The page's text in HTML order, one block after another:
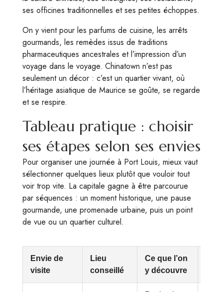
ses officines traditionnelles et ses petites échoppes.
On y vient pour les parfums de cuisine, les arrêts
gourmands, les remèdes issus de traditions
pharmaceutiques ancestrales et l’impression d’un
voyage dans le voyage. Chinatown n’est pas
seulement un décor : c’est un quartier vivant, où
l’héritage asiatique de Maurice se goûte, se regarde
et se respire.
Tableau pratique : choisir
ses étapes selon ses envies
Pour organiser une journée à Port Louis, mieux vaut
sélectionner quelques lieux plutôt que vouloir tout
voir trop vite. La capitale gagne à être parcourue
par séquences : un moment historique, une pause
gourmande, une promenade urbaine, puis un point
de vue ou un quartier culturel.
Envie de
visite
Lieu
conseillé
Ce que l’on
y découvre